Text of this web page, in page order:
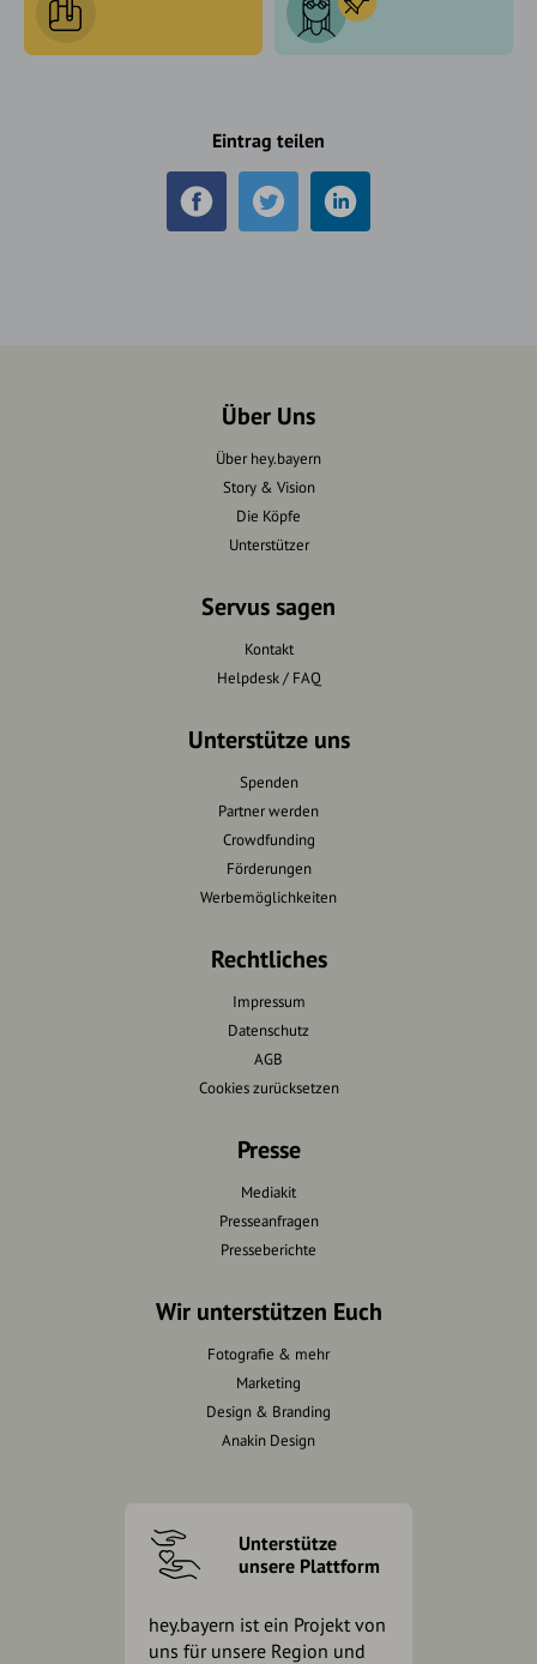
Eintrag teilen
Über Uns
Über hey.bayern
Story & Vision
Die Köpfe
Unterstützer
Servus sagen
Kontakt
Helpdesk / FAQ
Unterstütze uns
Spenden
Partner werden
Crowdfunding
Förderungen
Werbemöglichkeiten
Rechtliches
Impressum
Datenschutz
AGB
Cookies zurücksetzen
Presse
Mediakit
Presseanfragen
Presseberichte
Wir unterstützen Euch
Fotografie & mehr
Marketing
Design & Branding
Anakin Design
Unterstütze
unsere Plattform
hey.bayern ist ein Projekt von
uns für unsere Region und